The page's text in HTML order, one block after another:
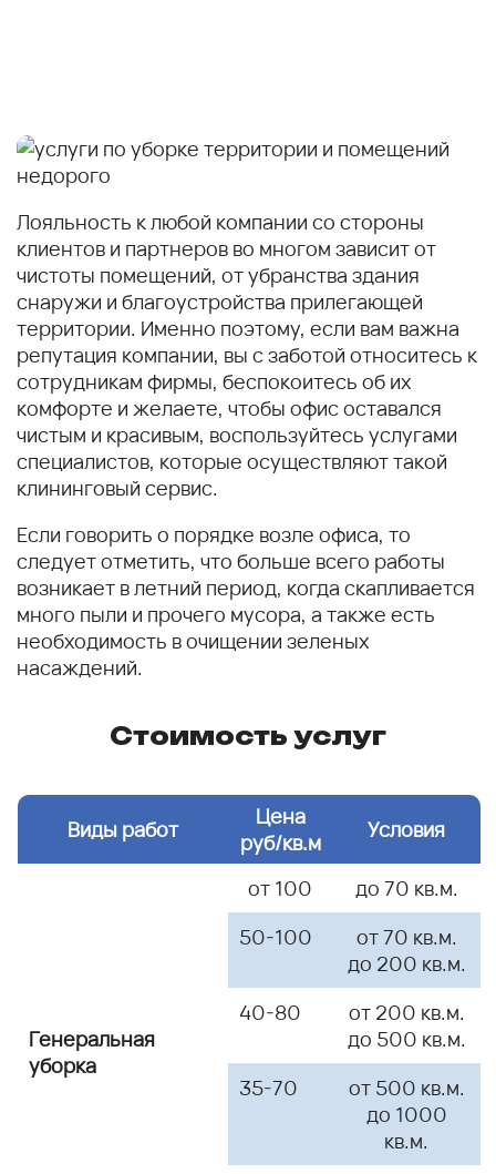
Лояльность к любой компании со стороны
клиентов и партнеров во многом зависит от
чистоты помещений, от убранства здания
снаружи и благоустройства прилегающей
территории. Именно поэтому, если вам важна
репутация компании, вы с заботой относитесь к
сотрудникам фирмы, беспокоитесь об их
комфорте и желаете, чтобы офис оставался
чистым и красивым, воспользуйтесь услугами
специалистов, которые осуществляют такой
клининговый сервис.
Если говорить о порядке возле офиса, то
следует отметить, что больше всего работы
возникает в летний период, когда скапливается
много пыли и прочего мусора, а также есть
необходимость в очищении зеленых
насаждений.
Стоимость услуг
Виды работ
Цена
руб/кв.м
Условия
Генеральная
уборка
от 100
до 70 кв.м.
50-100
от 70 кв.м.
до 200 кв.м.
40-80
от 200 кв.м.
до 500 кв.м.
35-70
от 500 кв.м.
до 1000
кв.м.